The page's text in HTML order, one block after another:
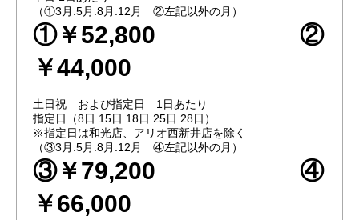
（①3月.5月.8月.12月 ②左記以外の月）
①￥52,800 ②
￥44,000
土日祝 および指定日 1日あたり
指定日（8日.15日.18日.25日.28日）
※指定日は和光店、アリオ西新井店を除く
（③3月.5月.8月.12月 ④左記以外の月）
③￥79,200 ④
￥66,000